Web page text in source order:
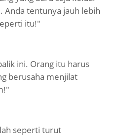
Anda tentunya jauh lebih
itu!"
ini. Orang itu harus
berusaha menjilat
seperti turut